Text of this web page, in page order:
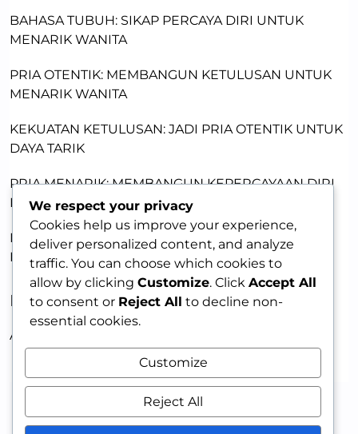
BAHASA TUBUH: SIKAP PERCAYA DIRI UNTUK
MENARIK WANITA
PRIA OTENTIK: MEMBANGUN KETULUSAN UNTUK
MENARIK WANITA
KEKUATAN KETULUSAN: JADI PRIA OTENTIK UNTUK
DAYA TARIK
PRIA MENARIK: MEMBANGUN KEPERCAYAAN DIRI
DENGAN KETULUSAN
MEMBANGUN DAYA TARIK LEWAT KERENTANAN:
KUNCI MEMIKAT WANITA
RECENT COMMENTS
A WordPress Commenter
We respect your privacy
Cookies help us improve your experience,
deliver personalized content, and analyze
traffic. You can choose which cookies to
allow by clicking Customize. Click Accept All
to consent or Reject All to decline non-
essential cookies.
Customize
Reject All